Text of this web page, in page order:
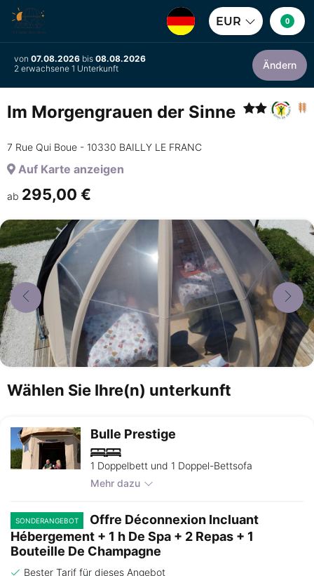
EUR 0
von 07.08.2026 bis 08.08.2026
2 erwachsene 1 Unterkunft
Ändern
Im Morgengrauen der Sinne
7 Rue Qui Boue - 10330 BAILLY LE FRANC
Auf Karte anzeigen
ab 295,00 €
Wählen Sie Ihre(n) unterkunft
Bulle Prestige
1 Doppelbett und 1 Doppel-Bettsofa
Mehr dazu
SONDERANGEBOT
Offre Déconnexion Incluant
Hébergement + 1 h De Spa + 2 Repas + 1
Bouteille De Champagne
Bester Tarif für dieses Angebot